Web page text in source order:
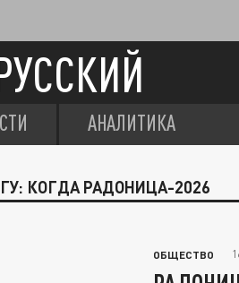
АНАЛИТИКА
КОГДА РАДОНИЦА-2026
ОБЩЕСТВО